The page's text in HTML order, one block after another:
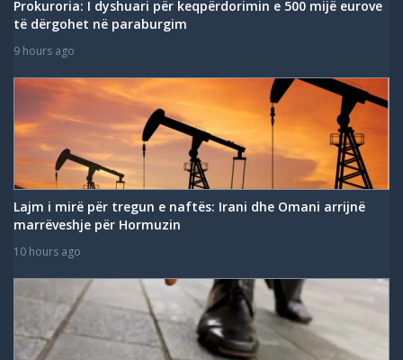
Prokuroria: I dyshuari për keqpërdorimin e 500 mijë eurove
të dërgohet në paraburgim
9 hours ago
Lajm i mirë për tregun e naftës: Irani dhe Omani arrijnë
marrëveshje për Hormuzin
10 hours ago